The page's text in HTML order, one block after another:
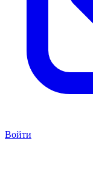
Войти